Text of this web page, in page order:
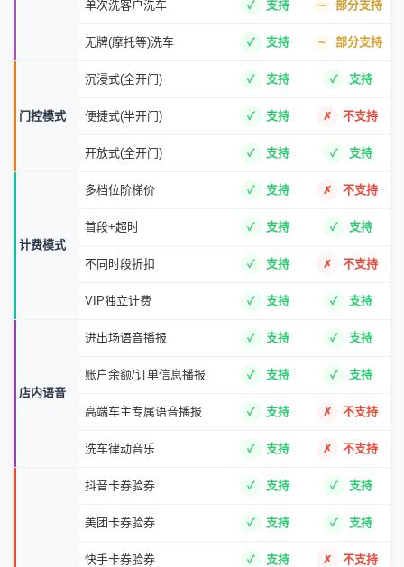
单次洗客户洗车 支持 部分支持
无牌(摩托等)洗车 支持 部分支持
门控模式
沉浸式(全开门) 支持 支持
便捷式(半开门) 支持 不支持
开放式(全开门) 支持 支持
计费模式
多档位阶梯价 支持 不支持
首段+超时 支持 支持
不同时段折扣 支持 不支持
VIP独立计费 支持 支持
店内语音
进出场语音播报 支持 支持
账户余额/订单信息播报 支持 支持
高端车主专属语音播报 支持 不支持
洗车律动音乐 支持 不支持
抖音卡券验券 支持 支持
美团卡券验券 支持 支持
快手卡券验券 支持 不支持